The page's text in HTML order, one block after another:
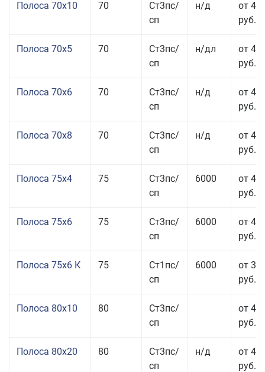
Полоса 70x10 70
Ст3пс/
сп
н/д
от 42
руб.
Полоса 70x5 70
Ст3пс/
сп
н/дл
от 43
руб.
Полоса 70x6 70
Ст3пс/
сп
н/д
от 42
руб.
Полоса 70x8 70
Ст3пс/
сп
н/д
от 43
руб.
Полоса 75x4 75
Ст3пс/
сп
6000
от 41
руб.
Полоса 75x6 75
Ст3пс/
сп
6000
от 42
руб.
Полоса 75x6 К 75
Ст1пс/
сп
6000
от 35
руб.
Полоса 80x10 80
Ст3пс/
сп
от 42
руб.
Полоса 80x20 80
Ст3пс/
сп
н/д
от 49
руб.